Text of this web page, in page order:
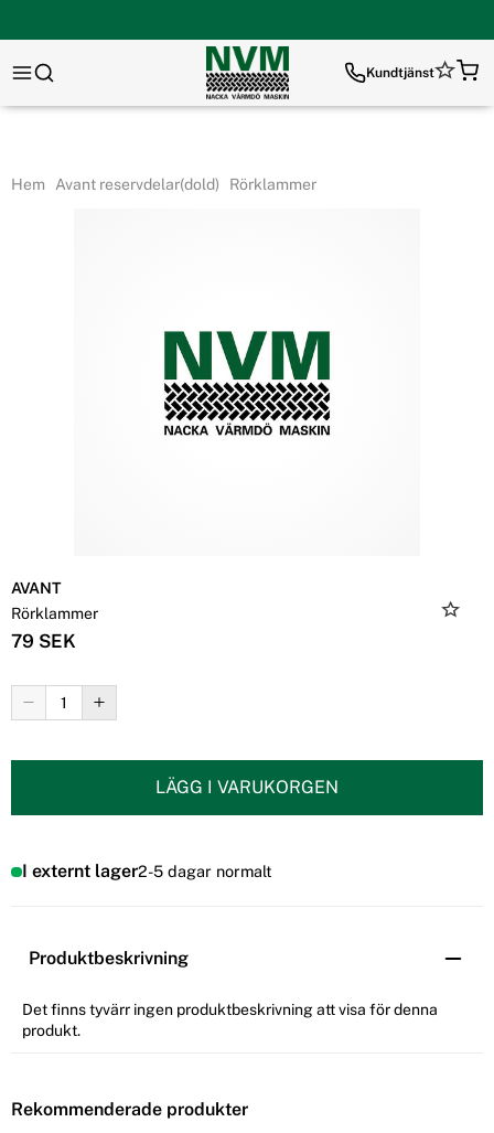
Kundtjänst
Hem Avant reservdelar(dold) Rörklammer
AVANT
Rörklammer
79 SEK
LÄGG I VARUKORGEN
I externt lager2-5 dagar normalt
Produktbeskrivning
Det finns tyvärr ingen produktbeskrivning att visa för denna
produkt.
Rekommenderade produkter